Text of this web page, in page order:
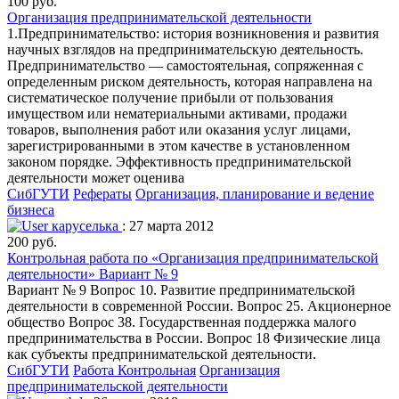
Организация предпринимательской деятельности
1.Предпринимательство: история возникновения и развития
научных взглядов на предпринимательскую деятельность.
Предпринимательство — самостоятельная, сопряженная с
определенным риском деятельность, которая направлена на
систематическое получение прибыли от пользования
имуществом или нематериальными активами, продажи
товаров, выполнения работ или оказания услуг лицами,
зарегистрированными в этом качестве в установленном
законом порядке. Эффективность предпринимательской
деятельности может оценива
СибГУТИ Рефераты Организация, планирование и ведение
бизнеса
каруселька : 27 марта 2012
200 руб.
Контрольная работа по «Организация предпринимательской
деятельности» Вариант № 9
Вариант № 9 Вопрос 10. Развитие предпринимательской
деятельности в современной России. Вопрос 25. Акционерное
общество Вопрос 38. Государственная поддержка малого
предпринимательства в России. Вопрос 18 Физические лица
как субъекты предпринимательской деятельности.
СибГУТИ Работа Контрольная Организация
предпринимательской деятельности